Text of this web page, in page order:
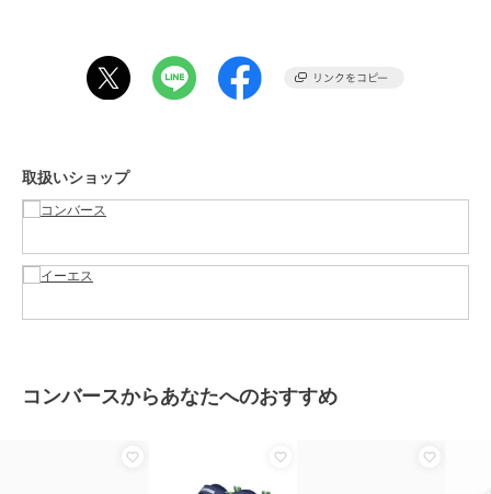
ブラック
8サイズ展開
特徴
取扱いショップ
コンバースからあなたへのおすすめ